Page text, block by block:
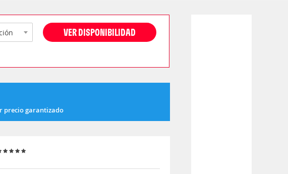
VER DISPONIBILIDAD
precio garantizado